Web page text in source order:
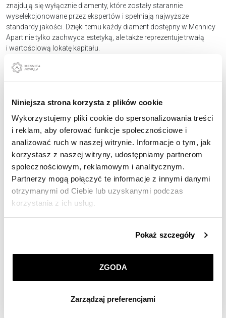
Niniejsza strona korzysta z plików cookie
Wykorzystujemy pliki cookie do spersonalizowania treści
i reklam, aby oferować funkcje społecznościowe i
analizować ruch w naszej witrynie. Informacje o tym, jak
korzystasz z naszej witryny, udostępniamy partnerom
społecznościowym, reklamowym i analitycznym.
Partnerzy mogą połączyć te informacje z innymi danymi
otrzymanymi od Ciebie lub uzyskanymi podczas
korzystania z ich usług.
przez nas plików cookie znajdziesz wPolityce
korzystamy. Możesz również wybrać jaki rodzaj plików
Pokaż szczegóły
ZGODA
Zarządzaj preferencjami
znajdują się wyłącznie diamenty, które zostały starannie
wyselekcjonowane przez ekspertów i spełniają najwyższe
standardy jakości. Dzięki temu każdy diament dostępny w Mennicy
Apart nie tylko zachwyca estetyką, ale także reprezentuje trwałą
i wartościową lokatę kapitału.
Colour / barwa
Barwa diamentu to cecha, która znacząco wpływa na jego wartość
skali barw, która rozpoczyna się od D (bezbarwne,
Najbardziej pożądane są diamenty w kategoriach od D do F,
które cechują się wyjątkową przejrzystością
się diamenty, które mieszczą się w najwyższych kategoriach barwy,